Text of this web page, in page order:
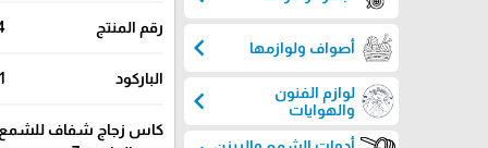
أصواف ولوازمها chevron_left
لوازم الفنون
والهوايات
chevron_left
رقم المنتج
الباركود
كاس زجاج شفاف للشمع